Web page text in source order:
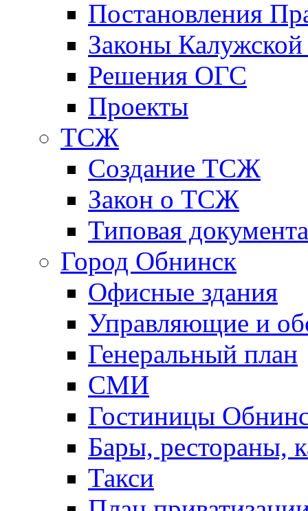
Постановления
Законы Калужской
Решения ОГС
Проекты
ТСЖ
Создание ТСЖ
Закон о ТСЖ
Типовая
Город Обнинск
Офисные здания
Управляющие и
Генеральный план
СМИ
Гостиницы
Бары, рестораны,
Такси